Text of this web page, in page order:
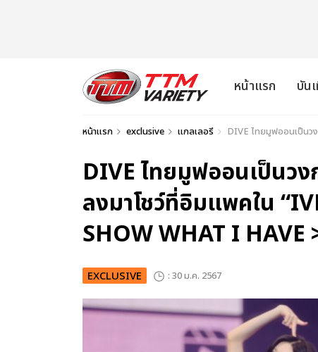
หน้าแรก บัน
หน้าแรก exclusive แกลเลอรี DIVE ไทยมูฟออนเป็นว
DIVE ไทยมูฟออนเป็นว
ลงมาโชว์ที่อิมแพคใน
SHOW WHAT I HAVE
EXCLUSIVE : 30 ม.ค. 2567